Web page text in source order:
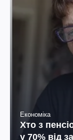
Економіка
Хто з
у 70% від